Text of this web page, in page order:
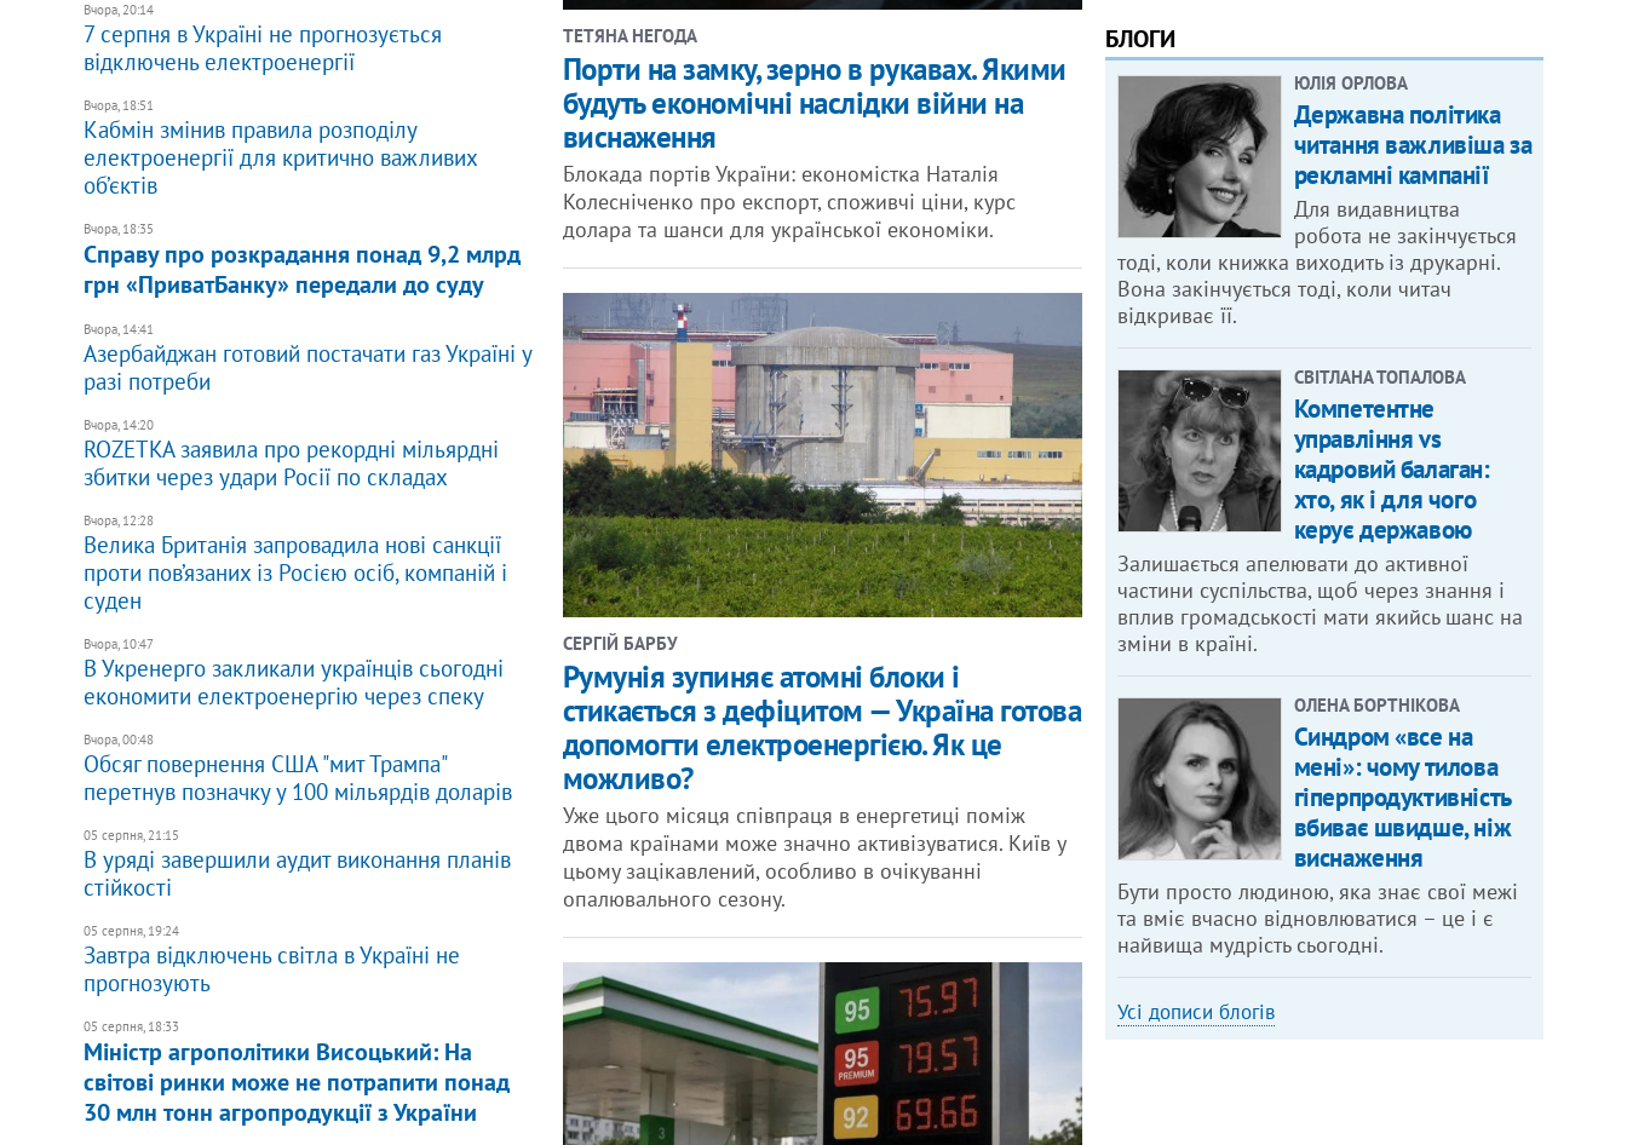
Вчора, 20:14
7 серпня в Україні не прогнозується
відключень електроенергії
Вчора, 18:51
Кабмін змінив правила розподілу
електроенергії для критично важливих
об’єктів
Вчора, 18:35
​Справу про розкрадання понад 9,2 млрд
грн «ПриватБанку» передали до суду
Вчора, 14:41
Азербайджан готовий постачати газ Україні у
разі потреби
Вчора, 14:20
​ROZETKA заявила про рекордні мільярдні
збитки через удари Росії по складах
Вчора, 12:28
Велика Британія запровадила нові санкції
проти пов’язаних із Росією осіб, компаній і
суден
Вчора, 10:47
В Укренерго закликали українців сьогодні
економити електроенергію через спеку
Вчора, 00:48
Обсяг повернення США "мит Трампа"
перетнув позначку у 100 мільярдів доларів
05 серпня, 21:15
В уряді завершили аудит виконання планів
стійкості
05 серпня, 19:24
Завтра відключень світла в Україні не
прогнозують
05 серпня, 18:33
Міністр агрополітики Висоцький: На
світові ринки може не потрапити понад
30 млн тонн агропродукції з України
ТЕТЯНА НЕГОДА
​Порти на замку, зерно в рукавах. Якими
будуть економічні наслідки війни на
виснаження
Блокада портів України: економістка Наталія
Колесніченко про експорт, споживчі ціни, курс
долара та шанси для української економіки.
СЕРГІЙ БАРБУ
Румунія зупиняє атомні блоки і
стикається з дефіцитом — Україна готова
допомогти електроенергією. Як це
можливо?
Уже цього місяця співпраця в енергетиці поміж
двома країнами може значно активізуватися. Київ у
цьому зацікавлений, особливо в очікуванні
опалювального сезону.
БЛОГИ
ЮЛІЯ ОРЛОВА
Державна політика
читання важливіша за
рекламні кампанії
Для видавництва
робота не закінчується
тоді, коли книжка виходить із друкарні.
Вона закінчується тоді, коли читач
відкриває її.
СВІТЛАНА ТОПАЛОВА
Компетентне
управління vs
кадровий балаган:
хто, як і для чого
керує державою
Залишається апелювати до активної
частини суспільства, щоб через знання і
вплив громадськості мати якийсь шанс на
зміни в країні.
ОЛЕНА БОРТНІКОВА
Синдром «все на
мені»: чому тилова
гіперпродуктивність
вбиває швидше, ніж
виснаження
Бути просто людиною, яка знає свої межі
та вміє вчасно відновлюватися – це і є
найвища мудрість сьогодні.
Усі дописи блогів